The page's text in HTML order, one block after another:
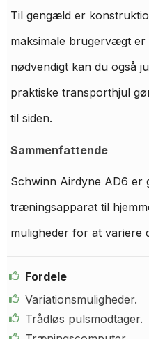
Til gengæld er
maksimale brugervægt er
nødvendigt kan du også
praktiske transporthjul
til siden.
Sammenfattende
Schwinn Airdyne AD6 er
træningsapparat til
muligheder for at variere
Fordele
Variationsmuligheder.
Trådløs pulsmodtager.